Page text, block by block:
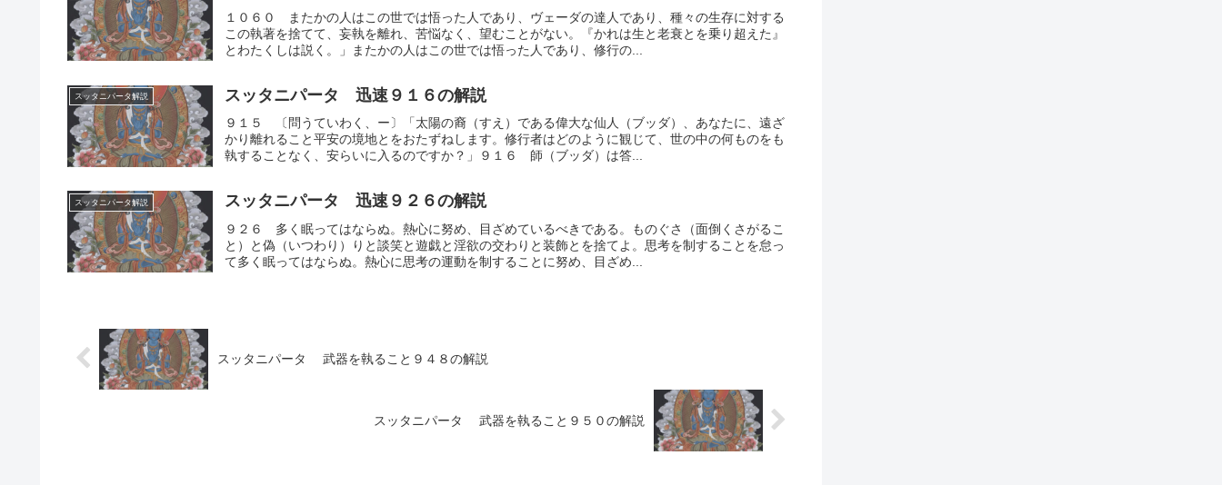
１０６０ またかの人はこの世では悟った人であり、ヴェーダの達人であり、種々の生存に対する
この執著を捨てて、妄執を離れ、苦悩なく、望むことがない。『かれは生と老衰とを乗り超えた』
とわたくしは説く。」またかの人はこの世では悟った人であり、修行の...
スッタニパータ解説 スッタニパータ 迅速９１６の解説
９１５ 〔問うていわく、ー〕「太陽の裔（すえ）である偉大な仙人（ブッダ）、あなたに、遠ざ
かり離れること平安の境地とをおたずねします。修行者はどのように観じて、世の中の何ものをも
執することなく、安らいに入るのですか？」９１６ 師（ブッダ）は答...
スッタニパータ解説 スッタニパータ 迅速９２６の解説
９２６ 多く眠ってはならぬ。熱心に努め、目ざめているべきである。ものぐさ（面倒くさがるこ
と）と偽（いつわり）りと談笑と遊戯と淫欲の交わりと装飾とを捨てよ。思考を制することを怠っ
て多く眠ってはならぬ。熱心に思考の運動を制することに努め、目ざめ...
スッタニパータ 武器を執ること９４８の解説
スッタニパータ 武器を執ること９５０の解説